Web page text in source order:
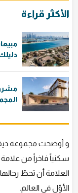
الأكثر قراءة
و أوضحت مجموعة
سكنياً فاخراً من
العلامة أن تحطّ
الأوّل في العالم.